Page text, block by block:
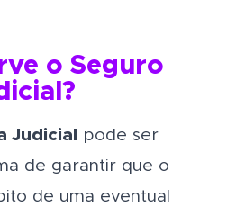
o Seguro
Judicial
pode ser
de garantir que o
de uma eventual